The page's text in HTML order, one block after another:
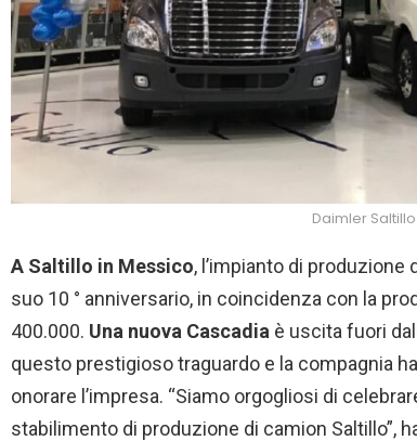
Daimler Saltillo
A Saltillo in Messico, l’impianto di produzione
suo 10 ° anniversario, in coincidenza con la
400.000. Una nuova Cascadia è uscita fuori
questo prestigioso traguardo e la compagnia
onorare l’impresa. “Siamo orgogliosi di
stabilimento di produzione di camion Saltillo”,